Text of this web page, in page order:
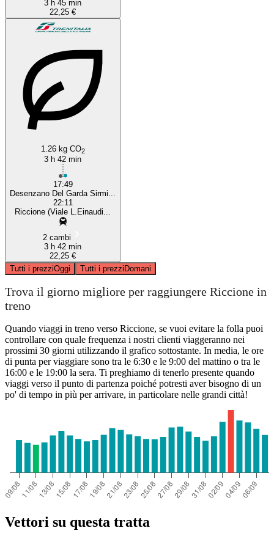
3 h 45 min
22,25 €
1.26 kg CO2
3 h 42 min
17:49
Desenzano Del Garda Sirmi...
22:11
Riccione (Viale L.Einaudi...
2 cambi
3 h 42 min
22,25 €
Tutti i prezziOggi Tutti i prezziDomani
Trova il giorno migliore per raggiungere Riccione in
treno
Quando viaggi in treno verso Riccione, se vuoi evitare la folla puoi
controllare con quale frequenza i nostri clienti viaggeranno nei
prossimi 30 giorni utilizzando il grafico sottostante. In media, le ore
di punta per viaggiare sono tra le 6:30 e le 9:00 del mattino o tra le
16:00 e le 19:00 la sera. Ti preghiamo di tenerlo presente quando
viaggi verso il punto di partenza poiché potresti aver bisogno di un
po' di tempo in più per arrivare, in particolare nelle grandi città!
Vettori su questa tratta